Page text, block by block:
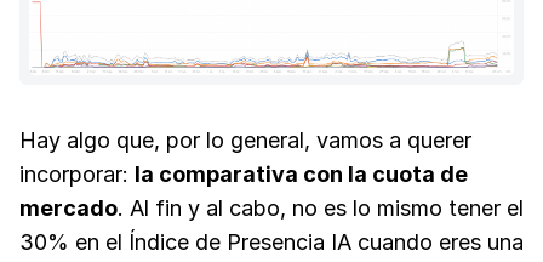
Hay algo que, por lo general, vamos a querer
incorporar: la comparativa con la cuota de
mercado. Al fin y al cabo, no es lo mismo tener el
30% en el Índice de Presencia IA cuando eres una